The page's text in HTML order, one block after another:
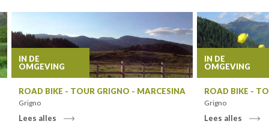
IN DE
OMGEVING
ROAD BIKE - TOUR GRIGNO - MARCESINA
Grigno
Lees alles
IN DE
OMGEVING
ROAD BIKE -
Grigno
Lees alles